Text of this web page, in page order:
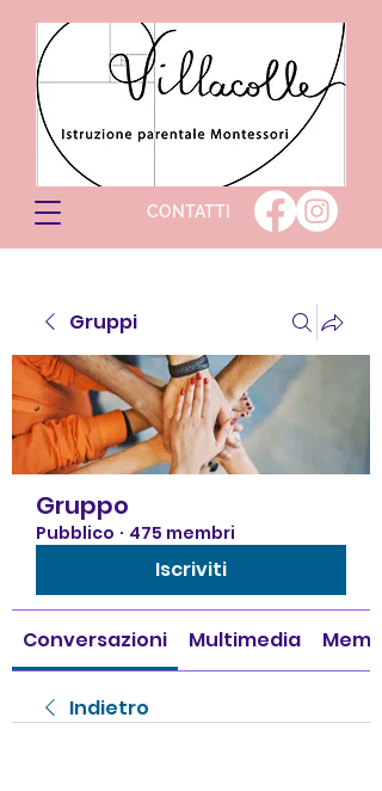
CONTATTI
Gruppi
Gruppo
Pubblico · 475 membri
Iscriviti
Conversazioni Multimedia
Indietro